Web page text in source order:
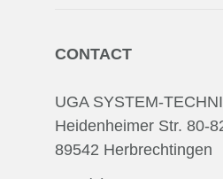
CONTACT
UGA SYSTEM-
Heidenheimer Str. 80-
89542 Herbrechtingen